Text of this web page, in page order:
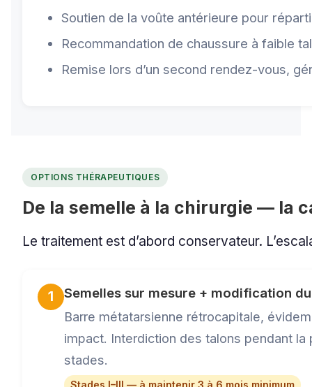
Soutien de la voûte antérieure pour
Recommandation de chaussure à faible
Remise lors d’un second rendez-vous,
OPTIONS THÉRAPEUTIQUES
De la semelle à la chirurgie — la
Le traitement est d’abord conservateur.
1 Semelles sur mesure + modification
Barre métatarsienne rétrocapitale,
impact. Interdiction des talons pendant
stades.
Stades I–III — à maintenir 3 à 6 mois minimum